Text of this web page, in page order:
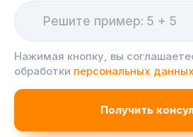
Нажимая кнопку, вы
обработки персональных данных